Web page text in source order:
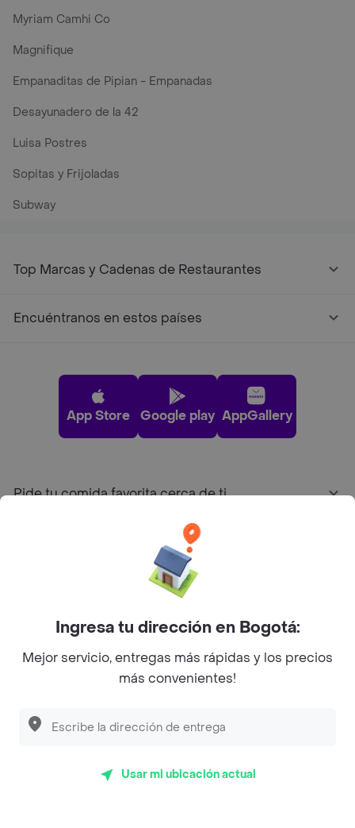
Myriam Camhi Co
Magnifique
Empanaditas de Pipian - Empanadas
Desayunadero de la 42
Luisa Postres
Sopitas y Frijoladas
Subway
Top Marcas y Cadenas de Restaurantes
Encuéntranos en estos países
App Store Google play AppGallery
Pide tu comida favorita cerca de ti
Sobre Rappi
Facebook
Twitter
Instagram
©2026Rappi Inc. All rights reserved.
Ingresa tu dirección en Bogotá:
Mejor servicio, entregas más rápidas y los precios
más convenientes!
Usar mi ubicación actual